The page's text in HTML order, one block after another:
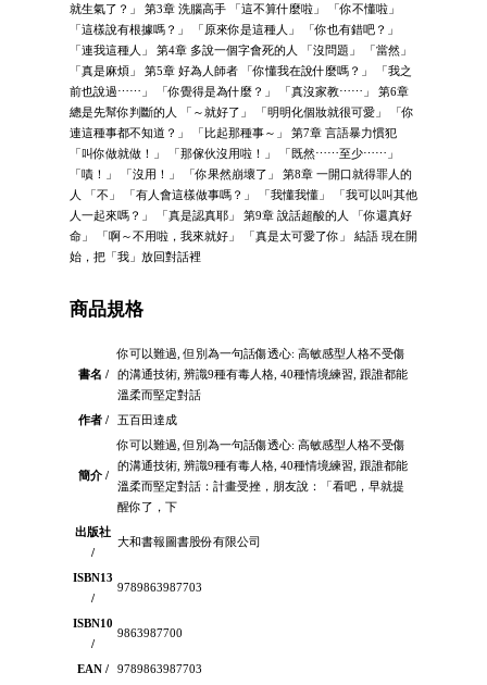
就生氣了？」 第3章 洗腦高手 「這不算什麼啦」 「你不懂啦」
「這樣說有根據嗎？」 「原來你是這種人」 「你也有錯吧？」
「連我這種人」 第4章 多說一個字會死的人 「沒問題」 「當然」
「真是麻煩」 第5章 好為人師者 「你懂我在說什麼嗎？」 「我之
前也說過⋯⋯」 「你覺得是為什麼？」 「真沒家教⋯⋯」 第6章
總是先幫你判斷的人 「～就好了」 「明明化個妝就很可愛」 「你
連這種事都不知道？」 「比起那種事～」 第7章 言語暴力慣犯
「叫你做就做！」 「那傢伙沒用啦！」 「既然⋯⋯至少⋯⋯」
「嘖！」 「沒用！」 「你果然崩壞了」 第8章 一開口就得罪人的
人 「不」 「有人會這樣做事嗎？」 「我懂我懂」 「我可以叫其他
人一起來嗎？」 「真是認真耶」 第9章 說話超酸的人 「你還真好
命」 「啊～不用啦，我來就好」 「真是太可愛了你」 結語 現在開
始，把「我」放回對話裡
商品規格
書名 /
你可以難過, 但別為一句話傷透心: 高敏感型人格不受傷
的溝通技術, 辨識9種有毒人格, 40種情境練習, 跟誰都能
溫柔而堅定對話
作者 /
五百田達成
簡介 /
你可以難過, 但別為一句話傷透心: 高敏感型人格不受傷
的溝通技術, 辨識9種有毒人格, 40種情境練習, 跟誰都能
溫柔而堅定對話：計畫受挫，朋友說：「看吧，早就提
醒你了，下
出版社
/
大和書報圖書股份有限公司
ISBN13
/
9789863987703
ISBN10
/
9863987700
EAN /
9789863987703